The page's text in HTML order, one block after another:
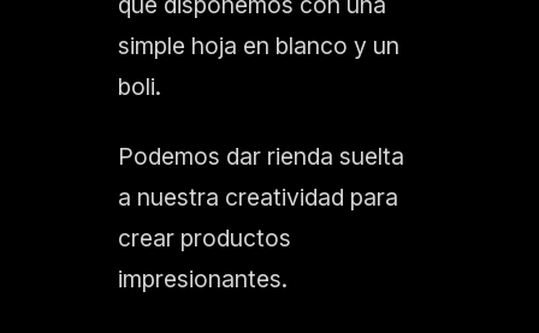
simple hoja en blanco y un
boli.
Podemos dar rienda suelta
a nuestra creatividad para
crear productos
impresionantes.